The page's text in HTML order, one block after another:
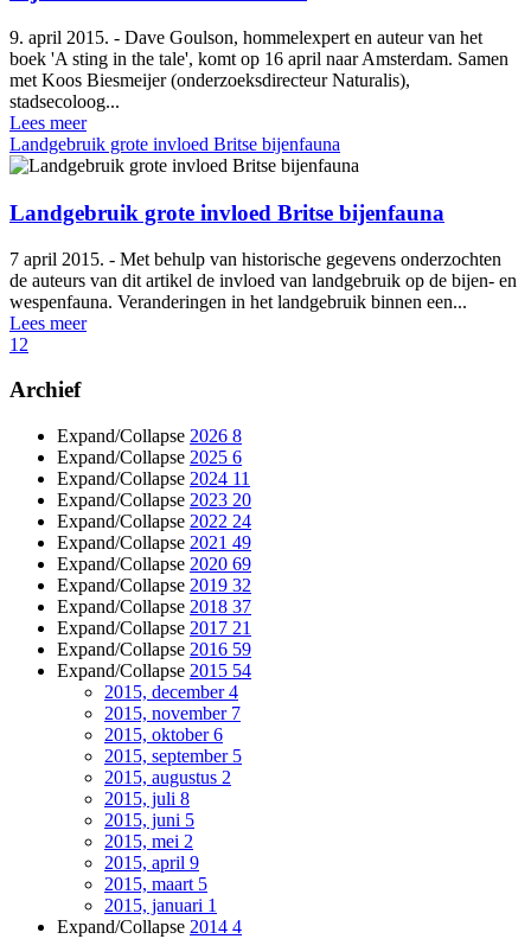
9. april 2015. - Dave Goulson, hommelexpert en auteur van het
boek 'A sting in the tale', komt op 16 april naar Amsterdam. Samen
met Koos Biesmeijer (onderzoeksdirecteur Naturalis),
stadsecoloog...
Lees meer
Landgebruik grote invloed Britse bijenfauna
Landgebruik grote invloed Britse bijenfauna
7 april 2015. - Met behulp van historische gegevens onderzochten
de auteurs van dit artikel de invloed van landgebruik op de bijen- en
wespenfauna. Veranderingen in het landgebruik binnen een...
Lees meer
1 2
Archief
Expand/Collapse 2026 8
Expand/Collapse 2025 6
Expand/Collapse 2024 11
Expand/Collapse 2023 20
Expand/Collapse 2022 24
Expand/Collapse 2021 49
Expand/Collapse 2020 69
Expand/Collapse 2019 32
Expand/Collapse 2018 37
Expand/Collapse 2017 21
Expand/Collapse 2016 59
Expand/Collapse 2015 54
2015, december4
2015, november 7
2015, oktober6
2015, september 5
2015, augustus 2
2015, juli 8
2015, juni 5
2015, mei 2
2015, april 9
2015, maart 5
2015, januari 1
Expand/Collapse 2014 4